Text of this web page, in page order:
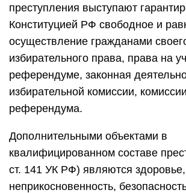
преступления выступают
Конституцией РФ свободное и
осуществление гражданами
избирательного права, права на
референдуме, законная
избирательной комиссии, комиссии
референдума.
Дополнительными объектами в
квалифицированном составе
ст. 141 УК РФ) являются здоровье,
неприкосновенность,